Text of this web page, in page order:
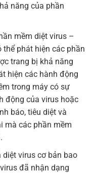
năng của phần
mềm diệt virus –
phát hiện các phần
trang bị khả năng
hiện các hành động
trong máy có sự
động của virus hoặc
báo, tiêu diệt và
mà các phần mềm
diệt virus cơ bản bao
đã nhận dạng